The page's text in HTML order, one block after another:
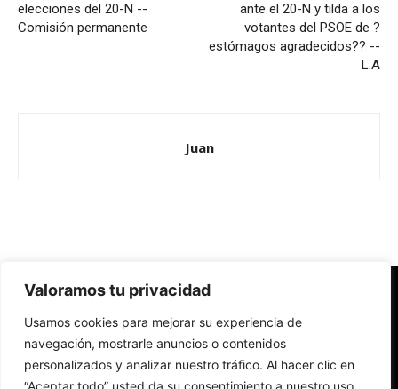
Valoramos tu privacidad
Usamos cookies para mejorar su experiencia de
navegación, mostrarle anuncios o contenidos
personalizados y analizar nuestro tráfico. Al hacer clic en
“Aceptar todo” usted da su consentimiento a nuestro uso
elecciones del 20-N --
Comisión permanente
ante el 20-N y tilda a los
votantes del PSOE de ?
estómagos agradecidos?? --
L.A
Juan
Redes Cristianas
Una mirada alternativa sobre la Iglesia católica y la sociedad
- Colectivos de Redes Cristianas